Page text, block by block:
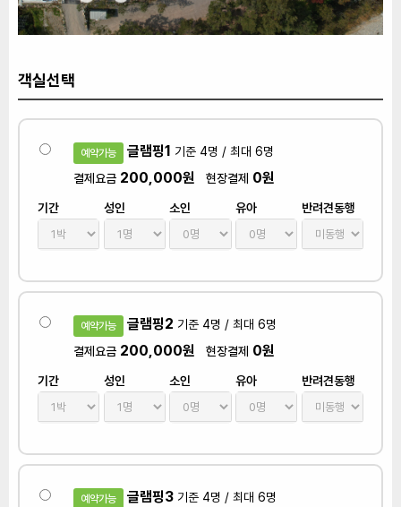
객실선택
예약가능 글램핑1 기준 4명 / 최대 6명
결제요금 200,000원 현장결제 0원
기간 성인 소인 유아 반려견동행
예약가능 글램핑2 기준 4명 / 최대 6명
결제요금 200,000원 현장결제 0원
기간 성인 소인 유아 반려견동행
예약가능 글램핑3 기준 4명 / 최대 6명